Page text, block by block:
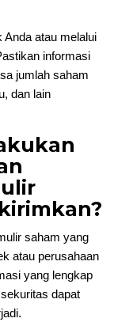
Anda atau melalui
informasi
jumlah saham
dan lain
saham yang
atau perusahaan
yang lengkap
dapat